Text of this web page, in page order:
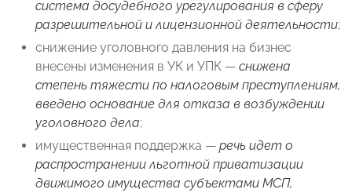
система досудебного урегулирования в сферу
разрешительной и лицензионной деятельности;
снижение уголовного давления на бизнес
внесены изменения в УК и УПК — снижена
степень тяжести по налоговым преступлениям,
введено основание для отказа в возбуждении
уголовного дела;
имущественная поддержка — речь идет о
распространении льготной приватизации
движимого имущества субъектами МСП,